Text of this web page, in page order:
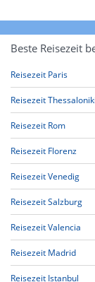
Beste Reisezeit
Reisezeit Paris
Reisezeit Thessaloniki
Reisezeit Rom
Reisezeit Florenz
Reisezeit Venedig
Reisezeit Salzburg
Reisezeit Valencia
Reisezeit Madrid
Reisezeit Istanbul